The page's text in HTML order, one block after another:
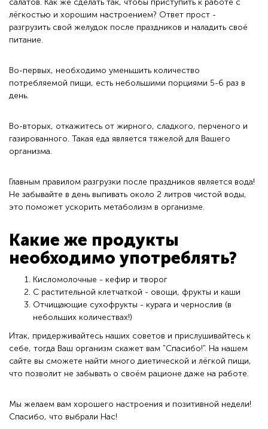
салатов. Как же сделать так, чтобы приступить к работе с
лёгкостью и хорошим настроением? Ответ прост -
разгрузить свой желудок после праздников и наладить своё
питание.
Во-первых, необходимо уменьшить количество
потребляемой пищи, есть небольшими порциями 5-6 раз в
день.
Во-вторых, откажитесь от жирного, сладкого, перченого и
газированного. Такая еда является тяжелой для Вашего
организма.
Главным правилом разгрузки после праздников является вода!
Не забывайте в день выпивать около 2 литров чистой воды,
это поможет ускорить метаболизм в организме.
Какие же продукты
необходимо употреблять?
Кисломолочные - кефир и творог
С растительной клетчаткой - овощи, фрукты и каши
Отчищающие сухофрукты - курага и чернослив (в
небольших количествах!)
Итак, придерживайтесь наших советов и прислушивайтесь к
себе, тогда Ваш организм скажет вам "Спасибо!". На нашем
сайте вы сможете найти много диетической и лёгкой пищи,
что позволит не забывать о своём рационе даже на работе.
Мы желаем вам хорошего настроения и позитивной недели!
Спасибо, что выбрали Нас!